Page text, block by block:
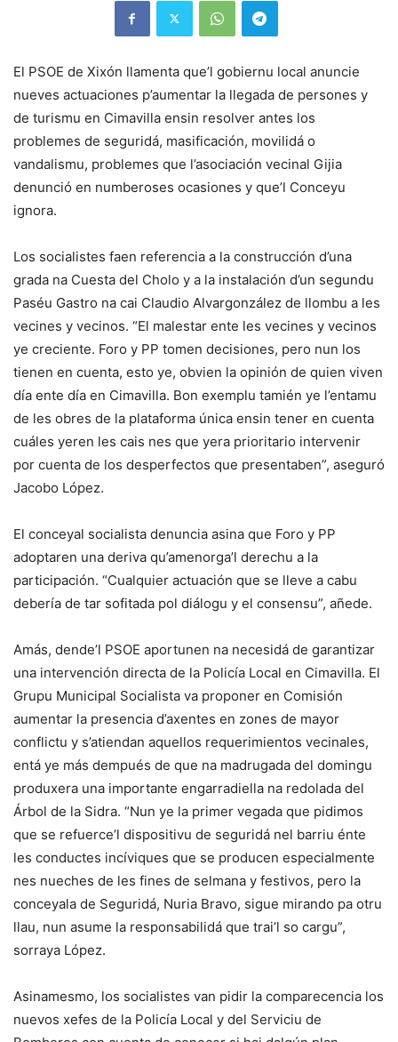
El PSOE de Xixón llamenta que’l gobiernu local anuncie
nueves actuaciones p’aumentar la llegada de persones y
de turismu en Cimavilla ensin resolver antes los
problemes de seguridá, masificación, movilidá o
vandalismu, problemes que l’asociación vecinal Gijia
denunció en numberoses ocasiones y que’l Conceyu
ignora.
Los socialistes faen referencia a la construcción d’una
grada na Cuesta del Cholo y a la instalación d’un segundu
Paséu Gastro na cai Claudio Alvargonzález de llombu a les
vecines y vecinos. “El malestar ente les vecines y vecinos
ye creciente. Foro y PP tomen decisiones, pero nun los
tienen en cuenta, esto ye, obvien la opinión de quien viven
día ente día en Cimavilla. Bon exemplu tamién ye l’entamu
de les obres de la plataforma única ensin tener en cuenta
cuáles yeren les cais nes que yera prioritario intervenir
por cuenta de los desperfectos que presentaben”, aseguró
Jacobo López.
El conceyal socialista denuncia asina que Foro y PP
adoptaren una deriva qu’amenorga’l derechu a la
participación. “Cualquier actuación que se lleve a cabu
debería de tar sofitada pol diálogu y el consensu”, añede.
Amás, dende’l PSOE aportunen na necesidá de garantizar
una intervención directa de la Policía Local en Cimavilla. El
Grupu Municipal Socialista va proponer en Comisión
aumentar la presencia d’axentes en zones de mayor
conflictu y s’atiendan aquellos requerimientos vecinales,
entá ye más dempués de que na madrugada del domingu
produxera una importante engarradiella na redolada del
Árbol de la Sidra. “Nun ye la primer vegada que pidimos
que se refuerce’l dispositivu de seguridá nel barriu énte
les conductes incíviques que se producen especialmente
nes nueches de les fines de selmana y festivos, pero la
conceyala de Seguridá, Nuria Bravo, sigue mirando pa otru
llau, nun asume la responsabilidá que trai’l so cargu”,
sorraya López.
Asinamesmo, los socialistes van pidir la comparecencia los
nuevos xefes de la Policía Local y del Serviciu de